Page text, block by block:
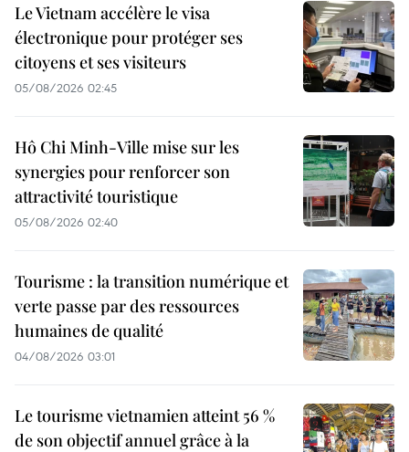
Le Vietnam accélère le visa
électronique pour protéger ses
citoyens et ses visiteurs
05/08/2026 02:45
Hô Chi Minh-Ville mise sur les
synergies pour renforcer son
attractivité touristique
05/08/2026 02:40
Tourisme : la transition numérique et
verte passe par des ressources
humaines de qualité
04/08/2026 03:01
Le tourisme vietnamien atteint 56 %
de son objectif annuel grâce à la